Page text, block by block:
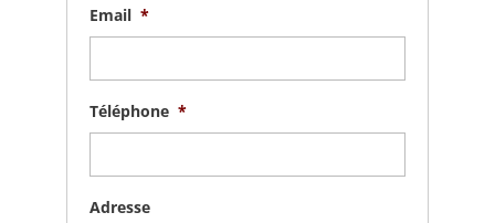
Email *
Téléphone *
Adresse